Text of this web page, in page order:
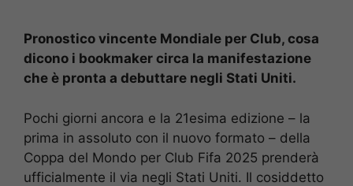
Pronostico vincente Mondiale per Club, cosa
dicono i bookmaker circa la manifestazione
che è pronta a debuttare negli Stati Uniti.
Pochi giorni ancora e la 21esima edizione – la
prima in assoluto con il nuovo formato – della
Coppa del Mondo per Club Fifa 2025 prenderà
ufficialmente il via negli Stati Uniti. Il cosiddetto